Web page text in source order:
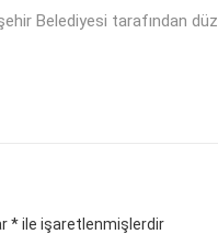
Belediyesi tarafından
*ile işaretlenmişlerdir